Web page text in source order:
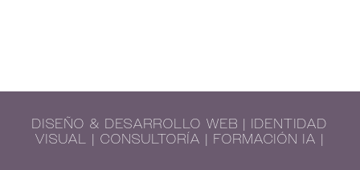
DISEÑO & DESARROLLO WEB | IDENTIDAD
VISUAL | CONSULTORÍA | FORMACIÓN IA |